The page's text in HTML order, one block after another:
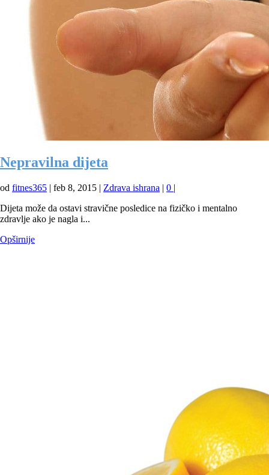
Nepravilna dijeta
od fitnes365 | feb 8, 2015 | Zdrava ishrana | 0 |
Dijeta može da ostavi stravične posledice na fizičko i mentalno
zdravlje ako je nagla i...
Opširnije